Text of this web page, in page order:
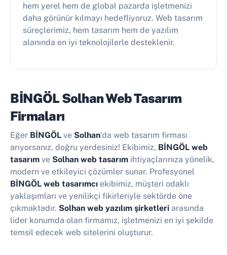
hem yerel hem de global pazarda işletmenizi
daha görünür kılmayı hedefliyoruz. Web tasarım
süreçlerimiz, hem tasarım hem de yazılım
alanında en iyi teknolojilerle desteklenir.
BİNGÖL Solhan Web Tasarım
Firmaları
Eğer BİNGÖL ve Solhan'da web tasarım firması
arıyorsanız, doğru yerdesiniz! Ekibimiz, BİNGÖL web
tasarım ve Solhan web tasarım ihtiyaçlarınıza yönelik,
modern ve etkileyici çözümler sunar. Profesyonel
BİNGÖL web tasarımcı ekibimiz, müşteri odaklı
yaklaşımları ve yenilikçi fikirleriyle sektörde öne
çıkmaktadır. Solhan web yazılım şirketleri arasında
lider konumda olan firmamız, işletmenizi en iyi şekilde
temsil edecek web sitelerini oluşturur.